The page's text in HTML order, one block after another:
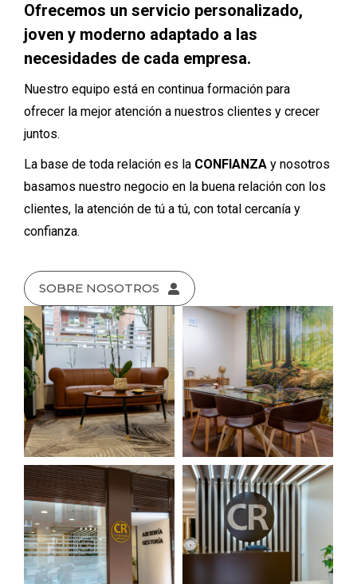
Ofrecemos un servicio personalizado,
joven y moderno adaptado a las
necesidades de cada empresa.
Nuestro equipo está en continua formación para
ofrecer la mejor atención a nuestros clientes y crecer
juntos.
La base de toda relación es la CONFIANZA y nosotros
basamos nuestro negocio en la buena relación con los
clientes, la atención de tú a tú, con total cercanía y
confianza.
SOBRE NOSOTROS